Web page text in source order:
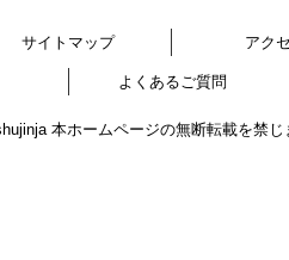
サイトマップ アク
よくあるご質問
本ホームページの無断転載を禁じ